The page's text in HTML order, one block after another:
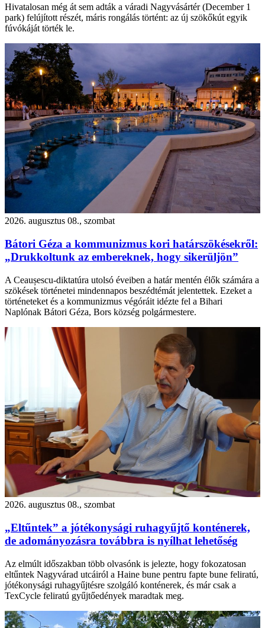
Hivatalosan még át sem adták a váradi Nagyvásártér (December 1
park) felújított részét, máris rongálás történt: az új szökőkút egyik
fúvókáját törték le.
2026. augusztus 08., szombat
Bátori Géza a kommunizmus kori határszökésekről:
„Drukkoltunk az embereknek, hogy sikerüljön”
A Ceaușescu-diktatúra utolsó éveiben a határ mentén élők számára a
szökések történetei mindennapos beszédtémát jelentettek. Ezeket a
történeteket és a kommunizmus végóráit idézte fel a Bihari
Naplónak Bátori Géza, Bors község polgármestere.
2026. augusztus 08., szombat
„Eltűntek” a jótékonysági ruhagyűjtő konténerek,
de adományozásra továbbra is nyílhat lehetőség
Az elmúlt időszakban több olvasónk is jelezte, hogy fokozatosan
eltűntek Nagyvárad utcáiról a Haine bune pentru fapte bune feliratú,
jótékonysági ruhagyűjtésre szolgáló konténerek, és már csak a
TexCycle feliratú gyűjtőedények maradtak meg.